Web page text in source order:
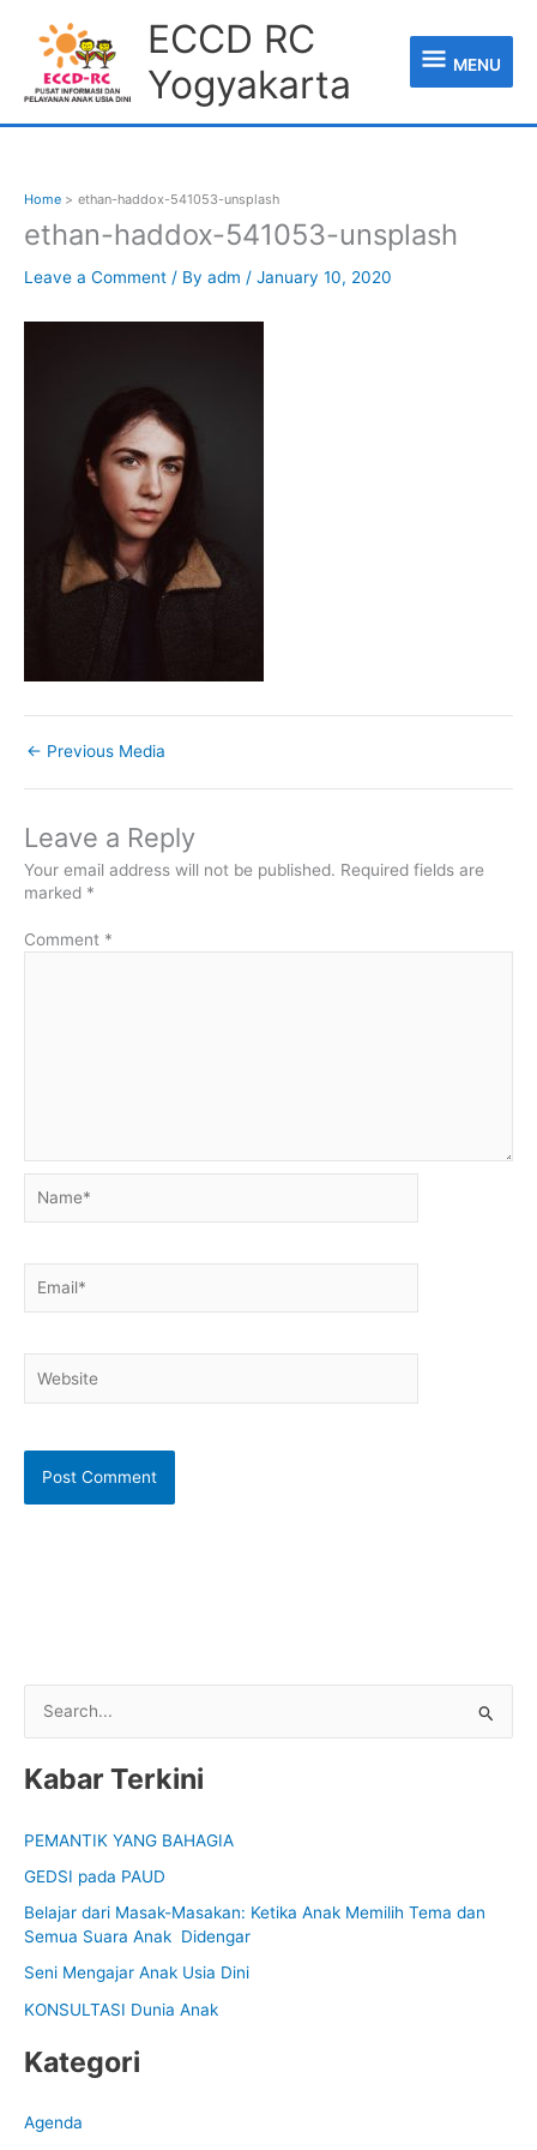
content
ECCD RC
Yogyakarta
MENU
Home ethan-haddox-541053-unsplash
ethan-haddox-541053-unsplash
Leave a Comment / By adm / January 10, 2020
← Previous Media
Leave a Reply
Your email address will not be published. Required fields are
marked *
Comment *
a
c
h
f
o
r
:
Kabar Terkini
PEMANTIK YANG BAHAGIA
GEDSI pada PAUD
Belajar dari Masak-Masakan: Ketika Anak Memilih Tema dan
Semua Suara Anak Didengar
Seni Mengajar Anak Usia Dini
KONSULTASI Dunia Anak
Kategori
Agenda